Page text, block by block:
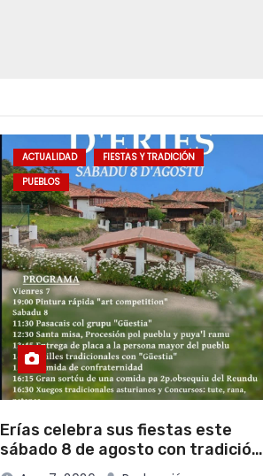
ACTUALIDAD
FIESTAS Y TRADICIÓN
PUEBLOS
Erías celebra sus fiestas este
sábado 8 de agosto con tradición,
música y convivencia vecinal